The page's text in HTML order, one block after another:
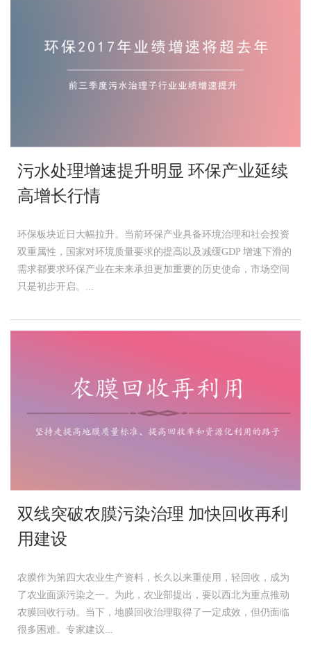
污水处理增速提升明显 环保产业延续
高增长行情
环保板块近日大幅拉升。当前环保产业具备环境治理和社会投资
双重属性，国家对环境质量要求的提高以及减缓GDP 增速下滑的
需求都要求环保产业在未来承担更加重要的历史使命，市场空间
只是初步开启。...
双线突破农膜污染治理 加快回收再利
用建设
农膜作为第四大农业生产资料，长久以来重使用，轻回收，成为
了农业面源污染之一。为此，农业部提出，要以西北为重点推动
农膜回收行动。当下，地膜回收治理取得了一定成效，但仍面临
很多困难。专家建议...